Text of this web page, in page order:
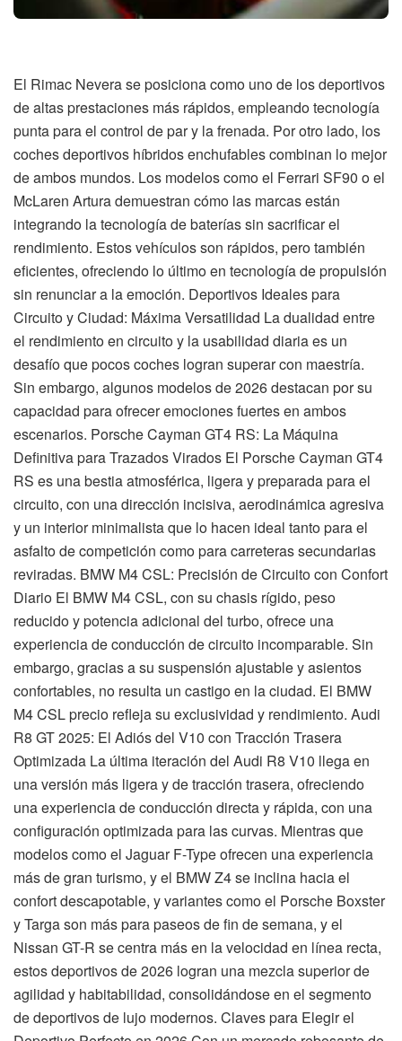
El Rimac Nevera se posiciona como uno de los deportivos
de altas prestaciones más rápidos, empleando tecnología
punta para el control de par y la frenada. Por otro lado, los
coches deportivos híbridos enchufables combinan lo mejor
de ambos mundos. Los modelos como el Ferrari SF90 o el
McLaren Artura demuestran cómo las marcas están
integrando la tecnología de baterías sin sacrificar el
rendimiento. Estos vehículos son rápidos, pero también
eficientes, ofreciendo lo último en tecnología de propulsión
sin renunciar a la emoción. Deportivos Ideales para
Circuito y Ciudad: Máxima Versatilidad La dualidad entre
el rendimiento en circuito y la usabilidad diaria es un
desafío que pocos coches logran superar con maestría.
Sin embargo, algunos modelos de 2026 destacan por su
capacidad para ofrecer emociones fuertes en ambos
escenarios. Porsche Cayman GT4 RS: La Máquina
Definitiva para Trazados Virados El Porsche Cayman GT4
RS es una bestia atmosférica, ligera y preparada para el
circuito, con una dirección incisiva, aerodinámica agresiva
y un interior minimalista que lo hacen ideal tanto para el
asfalto de competición como para carreteras secundarias
reviradas. BMW M4 CSL: Precisión de Circuito con Confort
Diario El BMW M4 CSL, con su chasis rígido, peso
reducido y potencia adicional del turbo, ofrece una
experiencia de conducción de circuito incomparable. Sin
embargo, gracias a su suspensión ajustable y asientos
confortables, no resulta un castigo en la ciudad. El BMW
M4 CSL precio refleja su exclusividad y rendimiento. Audi
R8 GT 2025: El Adiós del V10 con Tracción Trasera
Optimizada La última iteración del Audi R8 V10 llega en
una versión más ligera y de tracción trasera, ofreciendo
una experiencia de conducción directa y rápida, con una
configuración optimizada para las curvas. Mientras que
modelos como el Jaguar F-Type ofrecen una experiencia
más de gran turismo, y el BMW Z4 se inclina hacia el
confort descapotable, y variantes como el Porsche Boxster
y Targa son más para paseos de fin de semana, y el
Nissan GT-R se centra más en la velocidad en línea recta,
estos deportivos de 2026 logran una mezcla superior de
agilidad y habitabilidad, consolidándose en el segmento
de deportivos de lujo modernos. Claves para Elegir el